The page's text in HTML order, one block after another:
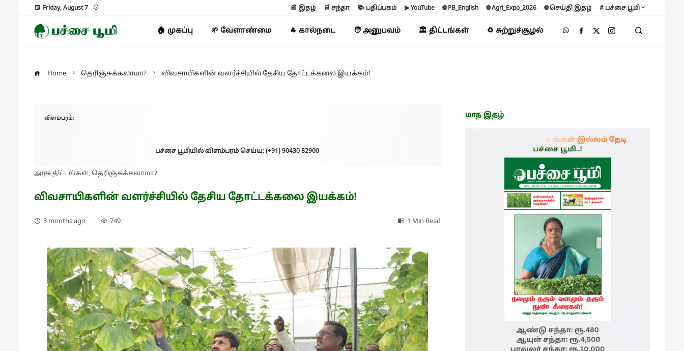
Friday, August 7 📰 இதழ் 🛒 சந்தா 📚 பதிப்பகம் ▶ YouTube 🌐 PB_English 🌐 Agri_Expo_2026 🌐 செய்தி இதழ் # பச்சை பூமி
🏠 முகப்பு 🌱 வேளாண்மை 🐐 கால்நடை 🧑 அனுபவம் 🏛️ திட்டங்கள் ♻️ சுற்றுச்சூழல்
Home தெரிஞ்சுக்கலாமா? விவசாயிகளின் வளர்ச்சியில் தேசிய தோட்டக்கலை இயக்கம்!
விளம்பரம்:
பச்சை பூமியில் விளம்பரம் செய்ய: (+91) 90430 82900
அரசு திட்டங்கள், தெரிஞ்சுக்கலாமா?
விவசாயிகளின் வளர்ச்சியில் தேசிய தோட்டக்கலை இயக்கம்!
3 months ago 749 1 Min Read
மாத இதழ்